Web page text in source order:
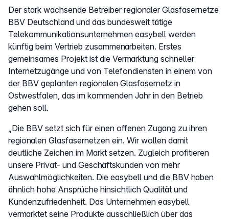
Der stark wachsende Betreiber regionaler Glasfasernetze
BBV Deutschland und das bundesweit tätige
Telekommunikationsunternehmen easybell werden
künftig beim Vertrieb zusammenarbeiten. Erstes
gemeinsames Projekt ist die Vermarktung schneller
Internetzugänge und von Telefondiensten in einem von
der BBV geplanten regionalen Glasfasernetz in
Ostwestfalen, das im kommenden Jahr in den Betrieb
gehen soll.
„Die BBV setzt sich für einen offenen Zugang zu ihren
regionalen Glasfasernetzen ein. Wir wollen damit
deutliche Zeichen im Markt setzen. Zugleich profitieren
unsere Privat- und Geschäftskunden von mehr
Auswahlmöglichkeiten. Die easybell und die BBV haben
ähnlich hohe Ansprüche hinsichtlich Qualität und
Kundenzufriedenheit. Das Unternehmen easybell
vermarktet seine Produkte ausschließlich über das